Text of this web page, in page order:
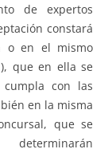
de expertos
constará
o en el mismo
que en ella se
con las
en la misma
que se